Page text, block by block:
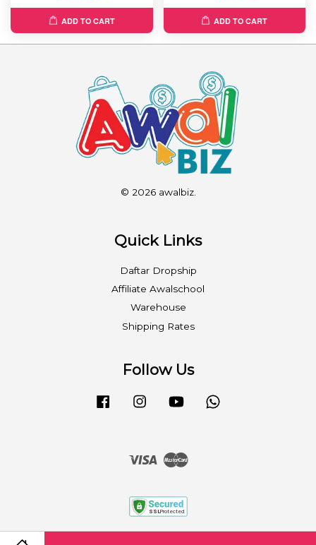
ADD TO CART ADD TO CART
© 2026 awalbiz.
Quick Links
Daftar Dropship
Affiliate Awalschool
Warehouse
Shipping Rates
Follow Us
FacebookInstagramYouTube
Visa Master